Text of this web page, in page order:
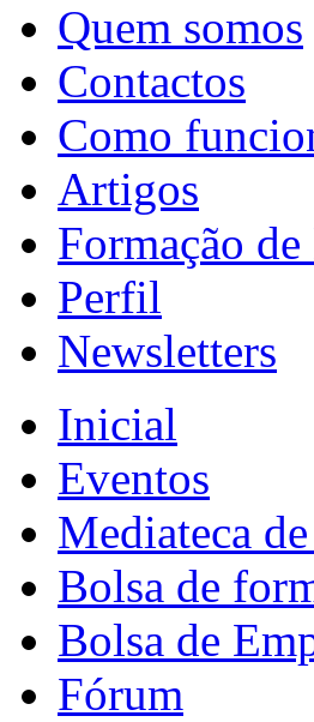
Quem somos
Contactos
Como
Artigos
Formação
Perfil
Newsletters
Inicial
Eventos
Mediateca
Bolsa de
Bolsa de
Fórum